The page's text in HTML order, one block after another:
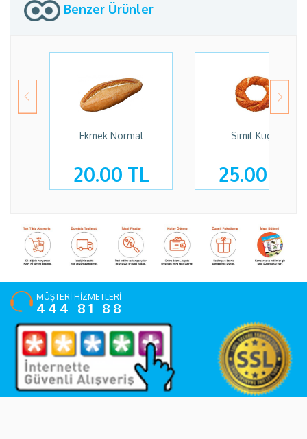
Benzer Ürünler
Ekmek Normal
20.00 TL
Simit Küçük
25.00 TL
MÜŞTERİ HİZMETLERİ
444 81 88